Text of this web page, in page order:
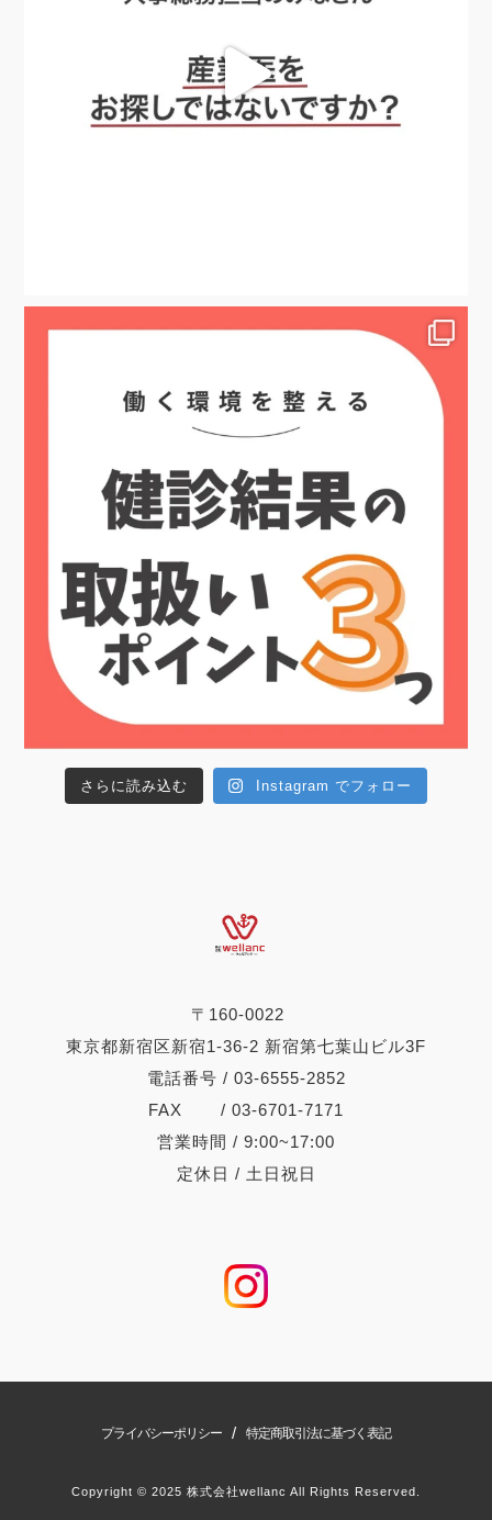
〒160-0022
東京都新宿区新宿1-36-2 新宿第七葉山ビル3F
電話番号 / 03-6555-2852
FAX / 03-6701-7171
営業時間 / 9:00~17:00
定休日 / 土日祝日
さらに読み込む Instagram でフォロー
プライバシーポリシー / 特定商取引法に基づく表記
Copyright © 2025 株式会社wellanc All Rights Reserved.